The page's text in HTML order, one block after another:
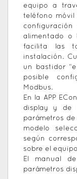
equipo a
teléfono móvil
alimentado o
facilita las
instalación.
un bastidor
posible
Modbus.
En la APP
display y de
parámetros
modelo
según
sobre el
El manual
parámetros